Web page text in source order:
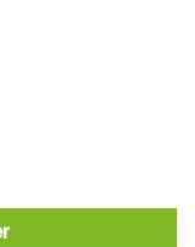
cover slips